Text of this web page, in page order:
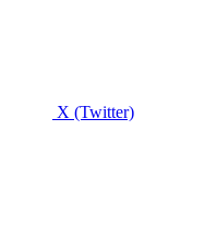
X (Twitter)